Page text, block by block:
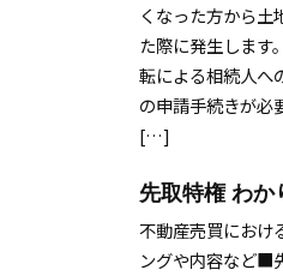
くなった方から土
た際に発生します
転による相続人へ
の申請手続きが必
[…]
先取特権 わか
不動産売買におけ
ングや内容など■